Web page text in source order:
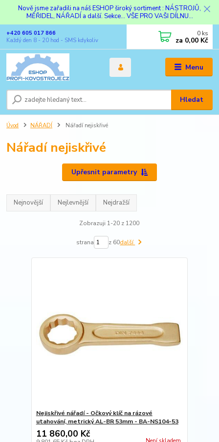
Nově jsme zařadili na náš ESHOP široký sortiment : NÁSTROJŮ,
MĚŘIDEL, NÁŘADÍ a další. Sekce... VŠE PRO VAŠI DÍLNU...
Menu
Hledat
+420 605 017 866
Každý den 8 - 20 hod - SMS kdykoliv
0 ks
za 0,00 Kč
Úvod NÁŘADÍ Nářadí nejiskřivé
Nářadí nejiskřivé
Upřesnit parametry
Nejnovější Nejlevnější Nejdražší
Zobrazuji 1-20 z 1200
strana z 60další
Nejiskřivé nářadí - Očkový klíč na rázové
utahování, metrický AL-BR 53mm - BA-NS104-53
11 860,00 Kč